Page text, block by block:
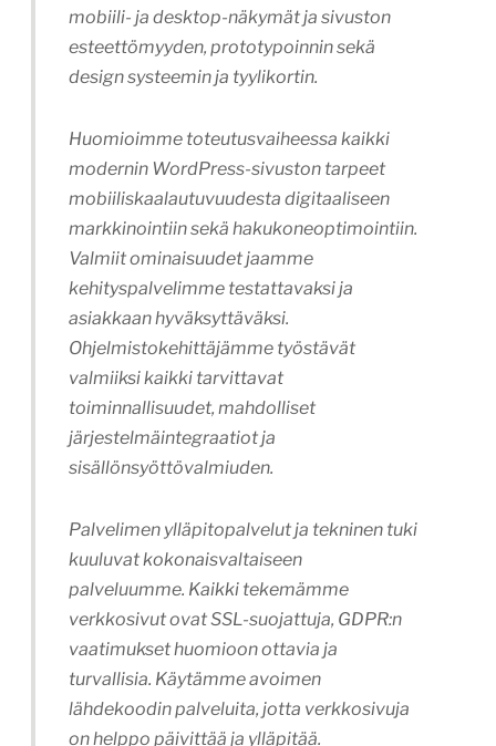
mobiili- ja desktop-näkymät ja sivuston
esteettömyyden, prototypoinnin sekä
design systeemin ja tyylikortin.
Huomioimme toteutusvaiheessa kaikki
modernin WordPress-sivuston tarpeet
mobiiliskaalautuvuudesta digitaaliseen
markkinointiin sekä hakukoneoptimointiin.
Valmiit ominaisuudet jaamme
kehityspalvelimme testattavaksi ja
asiakkaan hyväksyttäväksi.
Ohjelmistokehittäjämme työstävät
valmiiksi kaikki tarvittavat
toiminnallisuudet, mahdolliset
järjestelmäintegraatiot ja
sisällönsyöttövalmiuden.
Palvelimen ylläpitopalvelut ja tekninen tuki
kuuluvat kokonaisvaltaiseen
palveluumme. Kaikki tekemämme
verkkosivut ovat SSL-suojattuja, GDPR:n
vaatimukset huomioon ottavia ja
turvallisia. Käytämme avoimen
lähdekoodin palveluita, jotta verkkosivuja
on helppo päivittää ja ylläpitää.